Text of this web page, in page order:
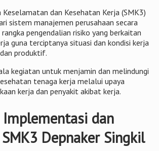
dan Kesehatan Kerja (SMK3)
sistem manajemen perusahaan secara
pengendalian risiko yang berkaitan
guna terciptanya situasi dan kondisi kerja
produktif.
kegiatan untuk menjamin dan melindungi
tenaga kerja melalui upaya
kerja dan penyakit akibat kerja.
dan
Depnaker Singkil